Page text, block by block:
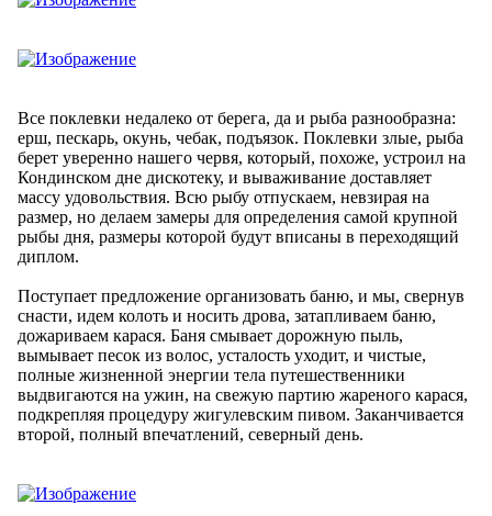
Все поклевки недалеко от берега, да и рыба разнообразна:
ерш, пескарь, окунь, чебак, подъязок. Поклевки злые, рыба
берет уверенно нашего червя, который, похоже, устроил на
Кондинском дне дискотеку, и вываживание доставляет
массу удовольствия. Всю рыбу отпускаем, невзирая на
размер, но делаем замеры для определения самой крупной
рыбы дня, размеры которой будут вписаны в переходящий
диплом.
Поступает предложение организовать баню, и мы, свернув
снасти, идем колоть и носить дрова, затапливаем баню,
дожариваем карася. Баня смывает дорожную пыль,
вымывает песок из волос, усталость уходит, и чистые,
полные жизненной энергии тела путешественники
выдвигаются на ужин, на свежую партию жареного карася,
подкрепляя процедуру жигулевским пивом. Заканчивается
второй, полный впечатлений, северный день.